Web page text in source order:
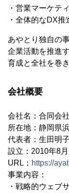
・営業マーケテ
・全体的なDX推
あやとり独自の
企業活動を推進
育成と全社を巻
会社概要
会社名：合同会
所在地：静岡県
代表者：生田明子
設立：2010年8月
URL： https://
事業内容：
・戦略的ウェブ